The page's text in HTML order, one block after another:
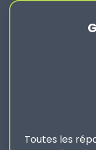
Toutes les